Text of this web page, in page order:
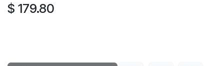
$ 179.80